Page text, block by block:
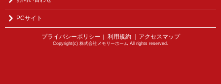
PCサイト
プライバシーポリシー ｜ 利用規約 ｜アクセスマップ
Copyright(c) 株式会社メモリーホーム All rights reserved.